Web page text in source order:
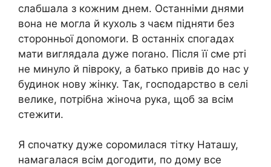
слабшала з кожним днем. Останніми днями
вона не могла й кухоль з чаєм підняти без
сторонньої доnомоги. В останніх спогадах
мати виглядала дуже поrано. Після її сме рті
не минуло й півроку, а батько привів до нас у
будинок нову жінку. Так, господарство в селі
велике, потрібна жіноча рука, щоб за всім
стежити.
Я спочатку дуже соромилася тітку Наташу,
намагалася всім догодити, по дому все